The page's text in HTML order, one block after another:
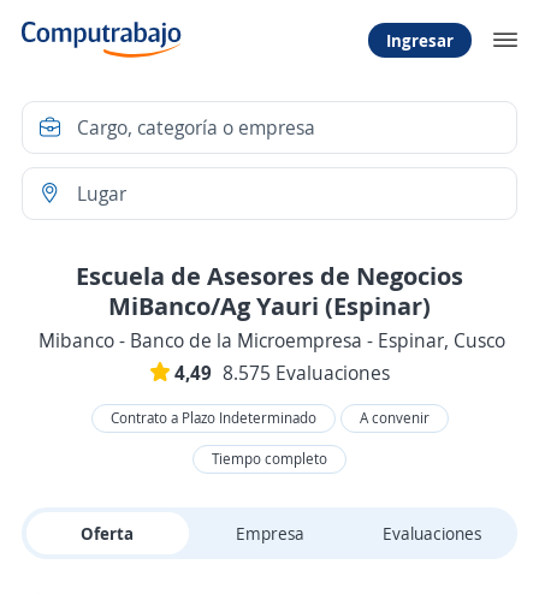
Ingresar
Escuela de Asesores de Negocios
MiBanco/Ag Yauri (Espinar)
Mibanco - Banco de la Microempresa - Espinar, Cusco
4,49 8.575 Evaluaciones
Contrato a Plazo Indeterminado
A convenir
Tiempo completo
Oferta Empresa Evaluaciones